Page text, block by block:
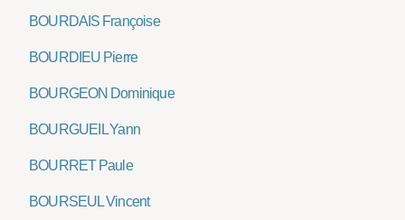
BOURDAIS Françoise
BOURDIEU Pierre
BOURGEON Dominique
BOURGUEIL Yann
BOURRET Paule
BOURSEUL Vincent